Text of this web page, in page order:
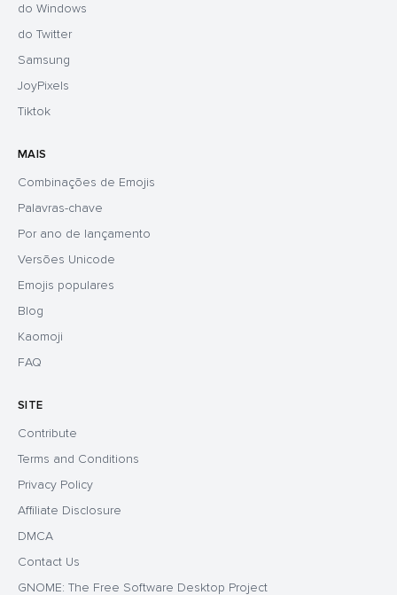
do Windows
do Twitter
Samsung
JoyPixels
Tiktok
MAIS
Combinações de Emojis
Palavras-chave
Por ano de lançamento
Versões Unicode
Emojis populares
Blog
Kaomoji
FAQ
SITE
Contribute
Terms and Conditions
Privacy Policy
Affiliate Disclosure
DMCA
Contact Us
GNOME: The Free Software Desktop Project